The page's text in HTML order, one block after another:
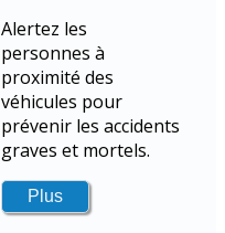
Alertez les
personnes à
proximité des
véhicules pour
prévenir les accidents
graves et mortels.